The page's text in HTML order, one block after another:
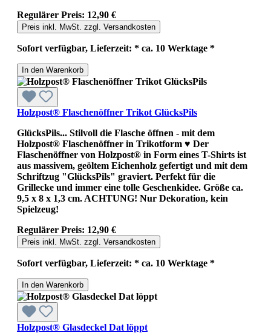
Regulärer Preis: 12,90 €
Preis inkl. MwSt. zzgl. Versandkosten
Sofort verfügbar, Lieferzeit: * ca. 10 Werktage *
In den Warenkorb
Holzpost® Flaschenöffner Trikot GlücksPils
GlücksPils... Stilvoll die Flasche öffnen - mit dem
Holzpost® Flaschenöffner in Trikotform ♥ Der
Flaschenöffner von Holzpost® in Form eines T-Shirts ist
aus massivem, geöltem Eichenholz gefertigt und mit dem
Schriftzug "GlücksPils" graviert. Perfekt für die
Grillecke und immer eine tolle Geschenkidee. Größe ca.
9,5 x 8 x 1,3 cm. ACHTUNG! Nur Dekoration, kein
Spielzeug!
Regulärer Preis: 12,90 €
Preis inkl. MwSt. zzgl. Versandkosten
Sofort verfügbar, Lieferzeit: * ca. 10 Werktage *
In den Warenkorb
Holzpost® Glasdeckel Dat löppt